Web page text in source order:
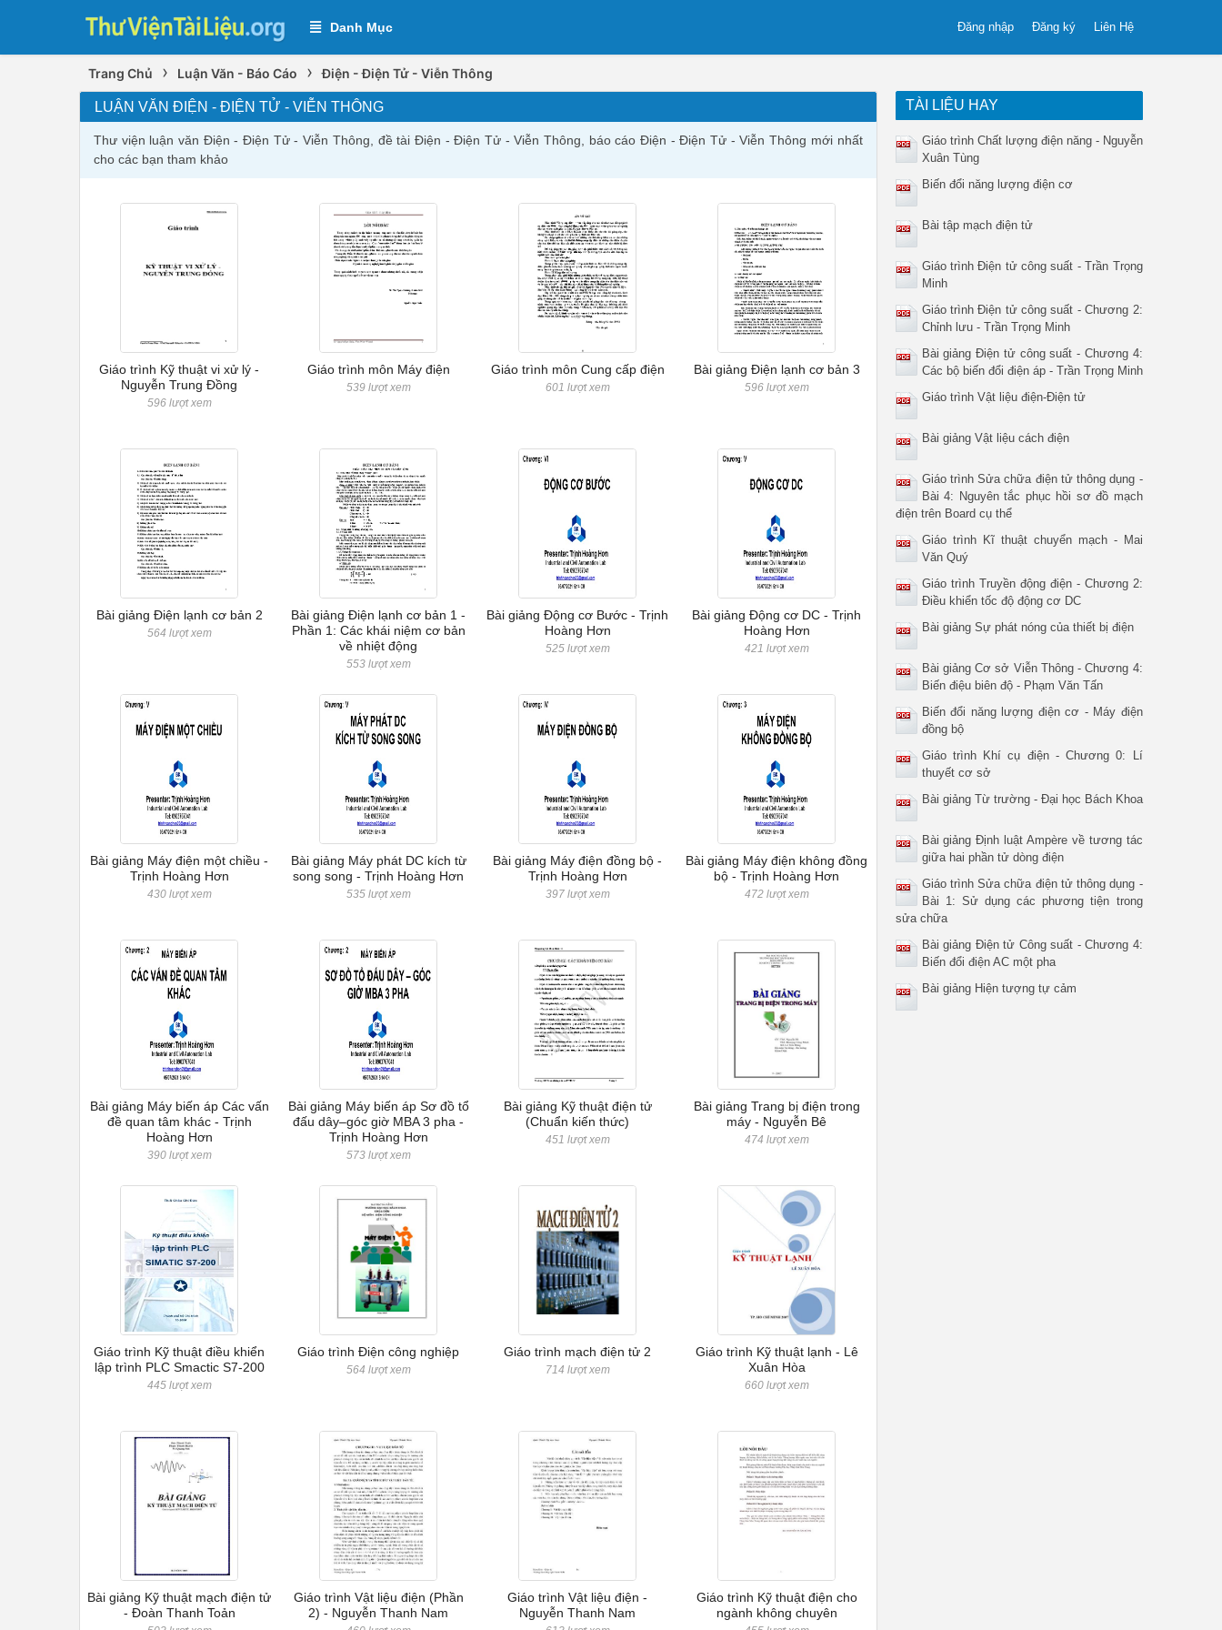
Danh Mục Liên Hệ
Đăng ký
Đăng nhập
Trang Chủ › Luận Văn - Báo Cáo › Điện - Điện Tử - Viễn Thông
LUẬN VĂN ĐIỆN - ĐIỆN TỬ - VIỄN THÔNG
Thư viện luận văn Điện - Điện Tử - Viễn Thông, đề tài Điện - Điện Tử - Viễn Thông, báo cáo Điện - Điện Tử - Viễn Thông mới nhất
cho các bạn tham khảo
Giáo trình Kỹ thuật vi xử lý -
Nguyễn Trung Đồng
596 lượt xem
Giáo trình môn Máy điện
539 lượt xem
Giáo trình môn Cung cấp điện
601 lượt xem
Bài giảng Điện lạnh cơ bản 3
596 lượt xem
Bài giảng Điện lạnh cơ bản 2
564 lượt xem
Bài giảng Điện lạnh cơ bản 1 -
Phần 1: Các khái niệm cơ bản
về nhiệt động
553 lượt xem
Bài giảng Động cơ Bước - Trịnh
Hoàng Hơn
525 lượt xem
Bài giảng Động cơ DC - Trịnh
Hoàng Hơn
421 lượt xem
Bài giảng Máy điện một chiều -
Trịnh Hoàng Hơn
430 lượt xem
Bài giảng Máy phát DC kích từ
song song - Trịnh Hoàng Hơn
535 lượt xem
Bài giảng Máy điện đồng bộ -
Trịnh Hoàng Hơn
397 lượt xem
Bài giảng Máy điện không đồng
bộ - Trịnh Hoàng Hơn
472 lượt xem
Bài giảng Máy biến áp Các vấn
đề quan tâm khác - Trịnh
Hoàng Hơn
390 lượt xem
Bài giảng Máy biến áp Sơ đồ tổ
đấu dây–góc giờ MBA 3 pha -
Trịnh Hoàng Hơn
573 lượt xem
Bài giảng Kỹ thuật điện tử
(Chuẩn kiến thức)
451 lượt xem
Bài giảng Trang bị điện trong
máy - Nguyễn Bê
474 lượt xem
Giáo trình Kỹ thuật điều khiển
lập trình PLC Smactic S7-200
445 lượt xem
Giáo trình Điện công nghiệp
564 lượt xem
Giáo trình mạch điện tử 2
714 lượt xem
Giáo trình Kỹ thuật lạnh - Lê
Xuân Hòa
660 lượt xem
Bài giảng Kỹ thuật mạch điện tử
- Đoàn Thanh Toản
Giáo trình Vật liệu điện (Phần
2) - Nguyễn Thanh Nam
Giáo trình Vật liệu điện -
Nguyễn Thanh Nam
Giáo trình Kỹ thuật điện cho
ngành không chuyên
TÀI LIỆU HAY
Giáo trình Chất lượng điện năng - Nguyễn
Xuân Tùng
Biến đổi năng lượng điện cơ
Bài tập mạch điện tử
Giáo trình Điện tử công suất - Trần Trọng
Minh
Giáo trình Điện tử công suất - Chương 2:
Chỉnh lưu - Trần Trọng Minh
Bài giảng Điện tử công suất - Chương 4:
Các bộ biến đổi điện áp - Trần Trọng Minh
Giáo trình Vật liệu điện-Điện tử
Bài giảng Vật liệu cách điện
Giáo trình Sửa chữa điện tử thông dụng -
Bài 4: Nguyên tắc phục hồi sơ đồ mạch
điện trên Board cụ thể
Giáo trình Kĩ thuật chuyển mạch - Mai
Văn Quý
Giáo trình Truyền động điện - Chương 2:
Điều khiển tốc độ động cơ DC
Bài giảng Sự phát nóng của thiết bị điện
Bài giảng Cơ sở Viễn Thông - Chương 4:
Biến điệu biên độ - Phạm Văn Tấn
Biến đổi năng lượng điện cơ - Máy điện
đồng bộ
Giáo trình Khí cụ điện - Chương 0: Lí
thuyết cơ sở
Bài giảng Từ trường - Đại học Bách Khoa
Bài giảng Định luật Ampère về tương tác
giữa hai phần tử dòng điện
Giáo trình Sửa chữa điện tử thông dụng -
Bài 1: Sử dụng các phương tiện trong
sửa chữa
Bài giảng Điện tử Công suất - Chương 4:
Biến đổi điện AC một pha
Bài giảng Hiện tượng tự cảm